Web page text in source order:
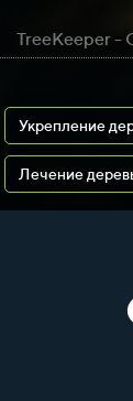
TreeKeeper -
Укрепление
Лечение